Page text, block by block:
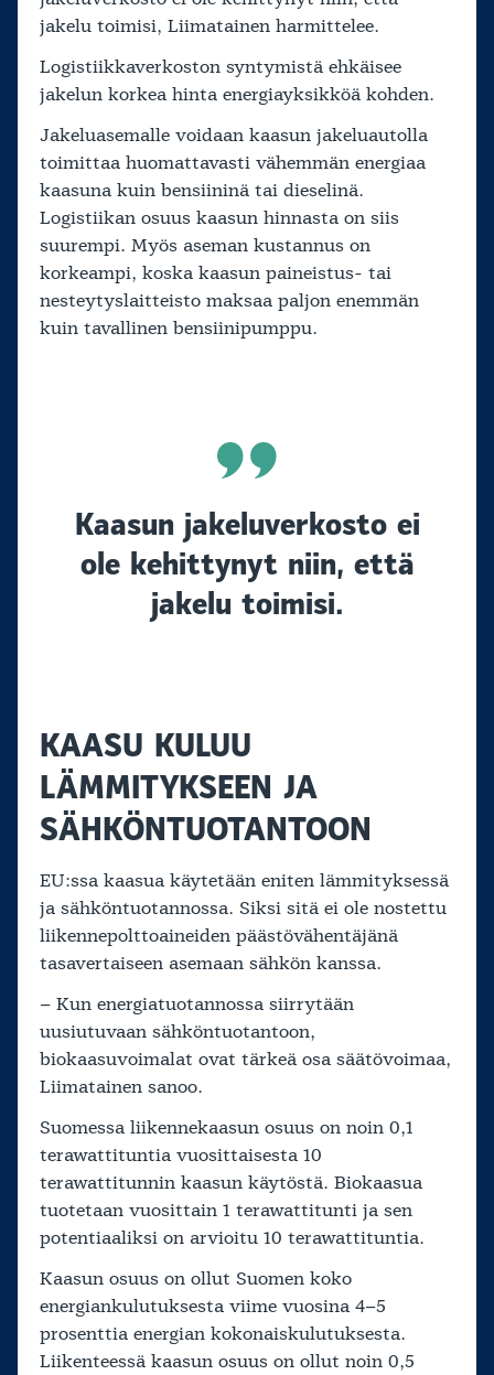
jakelu toimisi, Liimatainen harmittelee.
Logistiikkaverkoston syntymistä ehkäisee
jakelun korkea hinta energiayksikköä kohden.
Jakeluasemalle voidaan kaasun jakeluautolla
toimittaa huomattavasti vähemmän energiaa
kaasuna kuin bensiininä tai dieselinä.
Logistiikan osuus kaasun hinnasta on siis
suurempi. Myös aseman kustannus on
korkeampi, koska kaasun paineistus- tai
nesteytyslaitteisto maksaa paljon enemmän
kuin tavallinen bensiinipumppu.
Kaasun jakeluverkosto ei
ole kehittynyt niin, että
jakelu toimisi.
KAASU KULUU
LÄMMITYKSEEN JA
SÄHKÖNTUOTANTOON
EU:ssa kaasua käytetään eniten lämmityksessä
ja sähköntuotannossa. Siksi sitä ei ole nostettu
liikennepolttoaineiden päästövähentäjänä
tasavertaiseen asemaan sähkön kanssa.
– Kun energiatuotannossa siirrytään
uusiutuvaan sähköntuotantoon,
biokaasuvoimalat ovat tärkeä osa säätövoimaa,
Liimatainen sanoo.
Suomessa liikennekaasun osuus on noin 0,1
terawattituntia vuosittaisesta 10
terawattitunnin kaasun käytöstä. Biokaasua
tuotetaan vuosittain 1 terawattitunti ja sen
potentiaaliksi on arvioitu 10 terawattituntia.
Kaasun osuus on ollut Suomen koko
energiankulutuksesta viime vuosina 4–5
prosenttia energian kokonaiskulutuksesta.
Liikenteessä kaasun osuus on ollut noin 0,5